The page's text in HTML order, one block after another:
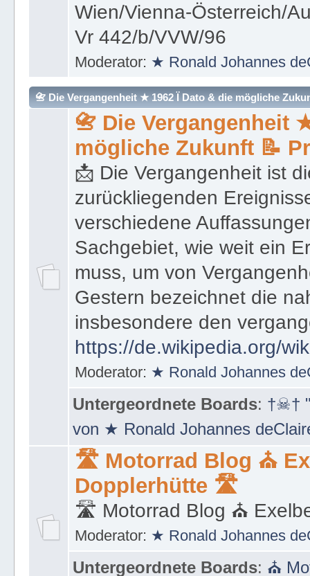
Wien/Vienna-Österreich/
Vr 442/b/VVW/96
Moderator: ★ Ronald Johannes
📇 Die Vergangenheit ★ 1962 Ï Dato & die mögliche
📇 Die Vergangenheit
mögliche Zukunft 📝
📩 Die Vergangenheit ist
zurückliegenden
verschiedene
Sachgebiet, wie weit ein
muss, um von
Gestern bezeichnet die
insbesondere den
https://de.wikipedia.org/
Moderator: ★ Ronald Johannes
Untergeordnete Boards: †☠†
von ★ Ronald Johannes
🛣 Motorrad Blog ⛪
Dopplerhütte 🛣
🛣 Motorrad Blog ⛪
Moderator: ★ Ronald Johannes
Untergeordnete Boards: ⛪